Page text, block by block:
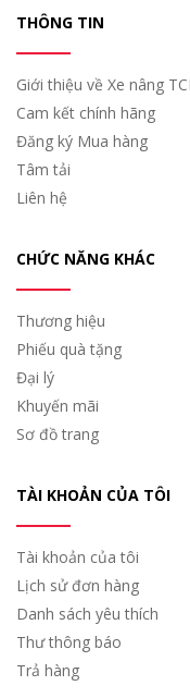
THÔNG TIN
Giới thiệu về Xe nâng
Cam kết chính hãng
Đăng ký Mua hàng
Tâm tải
Liên hệ
CHỨC NĂNG KHÁC
Thương hiệu
Phiếu quà tặng
Đại lý
Khuyến mãi
Sơ đồ trang
TÀI KHOẢN CỦA TÔI
Tài khoản của tôi
Lịch sử đơn hàng
Danh sách yêu thích
Thư thông báo
Trả hàng